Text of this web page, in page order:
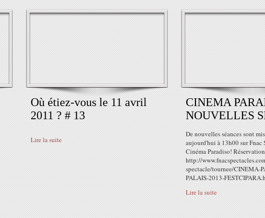
Où étiez-vous le 11 avril
2011 ? # 13
Lire la suite
CINEMA
NOUVELLES
De nouvelles séances sont
aujourd'hui à 13h00 sur Fnac
Cinéma Paradiso!
http://
spectacle/tournee/CINEMA-
PALAIS-2013-
Lire la suite